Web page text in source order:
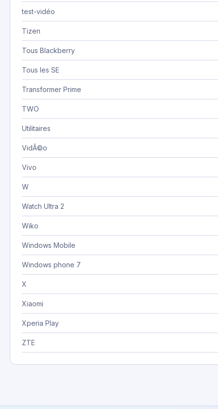
test-vidéo
Tizen
Tous Blackberry
Tous les SE
Transformer Prime
TWO
Utilitaires
VidÃ©o
Vivo
W
Watch Ultra 2
Wiko
Windows Mobile
Windows phone 7
X
Xiaomi
Xperia Play
ZTE